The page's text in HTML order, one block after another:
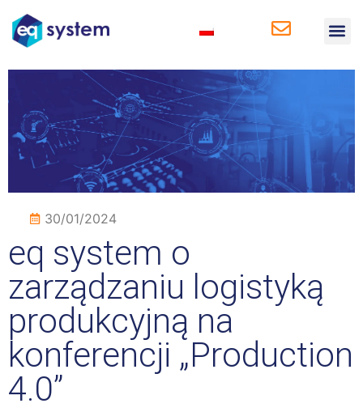
30/01/2024
eq system o
zarządzaniu logistyką
produkcyjną na
konferencji „Production
4.0”